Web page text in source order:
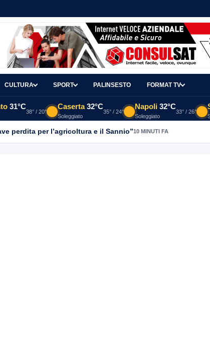
CULTURA SPORT PALINSESTO FORMAT TV
31°C
38° / 20°
Caserta 32°C
Soleggiato
35° / 24°
Napoli 32°C
Soleggiato
33° / 26°
perdita per l’agricoltura e il Sannio”10 MINUTI FA